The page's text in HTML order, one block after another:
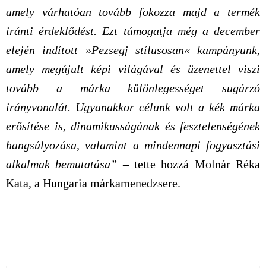
amely várhatóan tovább fokozza majd a termék
iránti érdeklődést. Ezt támogatja még a december
elején indított »Pezsegj stílusosan« kampányunk,
amely megújult képi világával és üzenettel viszi
tovább a márka különlegességet sugárzó
irányvonalát. Ugyanakkor célunk volt a kék márka
erősítése is, dinamikusságának és fesztelenségének
hangsúlyozása, valamint a mindennapi fogyasztási
alkalmak bemutatása” – tette hozzá Molnár Réka
Kata, a Hungaria márkamenedzsere.